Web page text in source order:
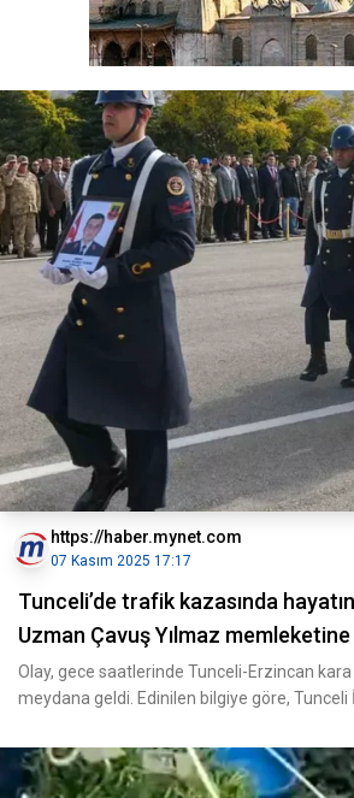
https://haber.mynet.com
07 Kasım 2025 17:17
Tunceli’de trafik kazasında
Uzman Çavuş Yılmaz memleketine
Olay, gece saatlerinde Tunceli-Erzincan
meydana geldi. Edinilen bilgiye göre, Tunceli